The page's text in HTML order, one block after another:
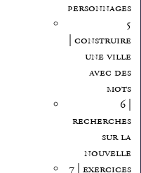
personnages
5
| construire
une ville
avec des
mots
6 |
recherches
sur la
nouvelle
7 | exercices